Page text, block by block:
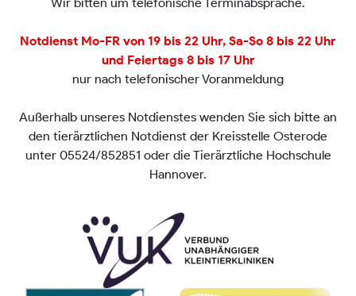
Notdienst Mo-FR von 19 bis 22 Uhr, Sa-So 8 bis 22 Uhr
und Feiertags 8 bis 17 Uhr
nur nach telefonischer Voranmeldung
Außerhalb unseres Notdienstes wenden Sie sich bitte an
den tierärztlichen Notdienst der Kreisstelle Osterode
unter 05524/852851 oder die Tierärztliche Hochschule
Hannover.